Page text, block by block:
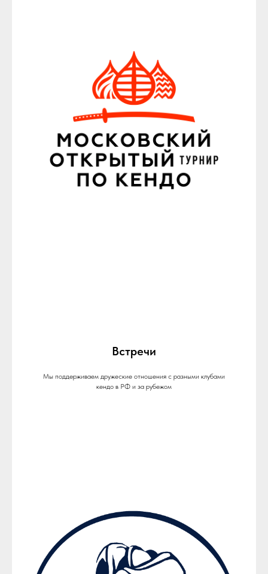
Встречи
Мы поддерживаем дружеские отношения с разными клубами
кендо в РФ и за рубежом